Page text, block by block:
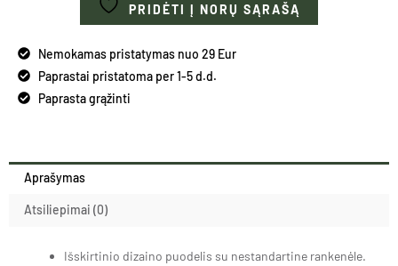
PRIDĖTI Į NORŲ SĄRAŠĄ
Nemokamas pristatymas nuo 29 Eur
Paprastai pristatoma per 1-5 d.d.
Paprasta grąžinti
Aprašymas
Atsiliepimai (0)
Išskirtinio dizaino puodelis su nestandartine rankenėle.